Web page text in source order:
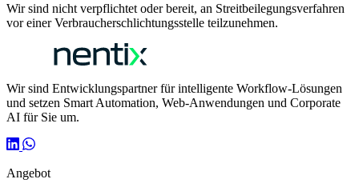
Wir sind nicht verpflichtet oder bereit, an Streitbeilegungsverfahren
vor einer Verbraucherschlichtungsstelle teilzunehmen.
Wir sind Entwicklungspartner für intelligente Workflow-Lösungen
und setzen Smart Automation, Web-Anwendungen und Corporate
AI für Sie um.
Angebot